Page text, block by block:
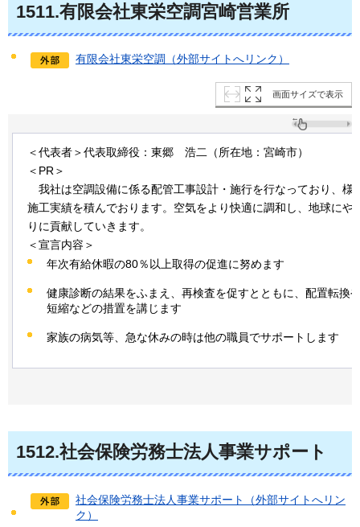
1511.有限会社東栄空調宮崎営業所
有限会社東栄空調（外部サイトへリンク）
画面サイズで表示
＜代表者＞代表取締役：東郷 浩二（所在地：宮崎市）
＜PR＞
我社は空調設備に係る配管工事設計・施行を行なっており、様
施工実績を積んでおります。空気をより快適に調和し、地球にや
りに貢献していきます。
＜宣言内容＞
年次有給休暇の80％以上取得の促進に努めます
健康診断の結果をふまえ、再検査を促すとともに、配置転換
短縮などの措置を講じます
家族の病気等、急な休みの時は他の職員でサポートします
1512.社会保険労務士法人事業サポート
社会保険労務士法人事業サポート（外部サイトへリン
ク）